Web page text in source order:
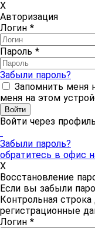
X
Авторизация
Логин *
Пароль *
Забыли пароль?
Запомнить меня
меня на этом
Войти через
Забыли пароль?
обратитесь в офис
X
Восстановление
Если вы забыли
Контрольная
регистрационные
Логин *